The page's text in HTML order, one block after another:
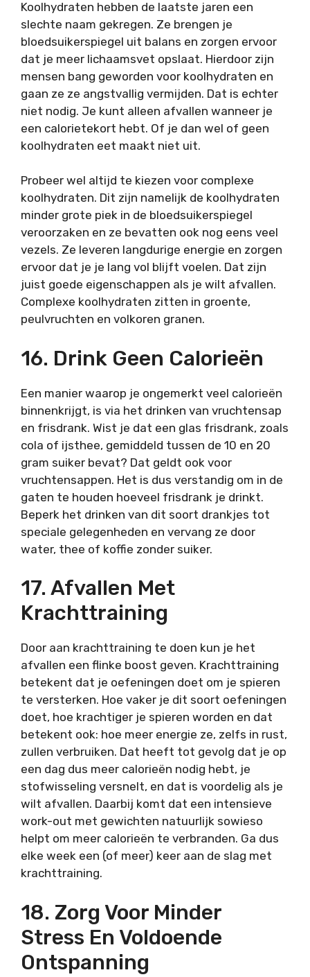
Koolhydraten hebben de laatste jaren een
slechte naam gekregen. Ze brengen je
bloedsuikerspiegel uit balans en zorgen ervoor
dat je meer lichaamsvet opslaat. Hierdoor zijn
mensen bang geworden voor koolhydraten en
gaan ze ze angstvallig vermijden. Dat is echter
niet nodig. Je kunt alleen afvallen wanneer je
een calorietekort hebt. Of je dan wel of geen
koolhydraten eet maakt niet uit.
Probeer wel altijd te kiezen voor complexe
koolhydraten. Dit zijn namelijk de koolhydraten
minder grote piek in de bloedsuikerspiegel
veroorzaken en ze bevatten ook nog eens veel
vezels. Ze leveren langdurige energie en zorgen
ervoor dat je je lang vol blijft voelen. Dat zijn
juist goede eigenschappen als je wilt afvallen.
Complexe koolhydraten zitten in groente,
peulvruchten en volkoren granen.
16. Drink Geen Calorieën
Een manier waarop je ongemerkt veel calorieën
binnenkrijgt, is via het drinken van vruchtensap
en frisdrank. Wist je dat een glas frisdrank, zoals
cola of ijsthee, gemiddeld tussen de 10 en 20
gram suiker bevat? Dat geldt ook voor
vruchtensappen. Het is dus verstandig om in de
gaten te houden hoeveel frisdrank je drinkt.
Beperk het drinken van dit soort drankjes tot
speciale gelegenheden en vervang ze door
water, thee of koffie zonder suiker.
17. Afvallen Met
Krachttraining
Door aan krachttraining te doen kun je het
afvallen een flinke boost geven. Krachttraining
betekent dat je oefeningen doet om je spieren
te versterken. Hoe vaker je dit soort oefeningen
doet, hoe krachtiger je spieren worden en dat
betekent ook: hoe meer energie ze, zelfs in rust,
zullen verbruiken. Dat heeft tot gevolg dat je op
een dag dus meer calorieën nodig hebt, je
stofwisseling versnelt, en dat is voordelig als je
wilt afvallen. Daarbij komt dat een intensieve
work-out met gewichten natuurlijk sowieso
helpt om meer calorieën te verbranden. Ga dus
elke week een (of meer) keer aan de slag met
krachttraining.
18. Zorg Voor Minder
Stress En Voldoende
Ontspanning